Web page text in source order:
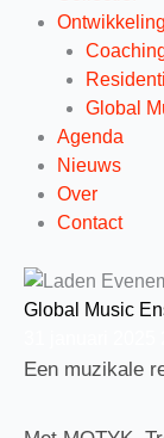
Ontwikkeling
Global
Agenda
Nieuws
Over
Contact
Global Music
Een muzikale